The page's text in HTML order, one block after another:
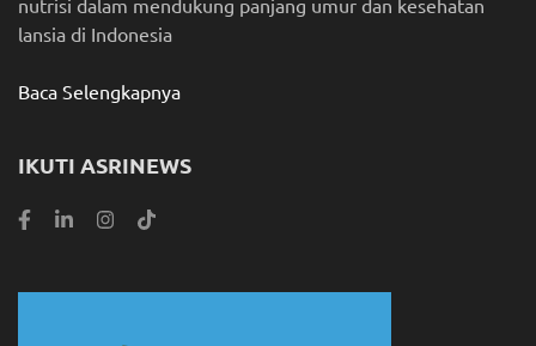
lansia di Indonesia
Baca Selengkapnya
IKUTI ASRINEWS